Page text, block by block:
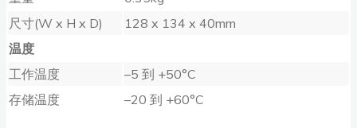
尺寸(W x H x D)
128 x 134 x 40mm
温度
工作温度
–5 到 +50°C
存储温度
–20 到 +60°C